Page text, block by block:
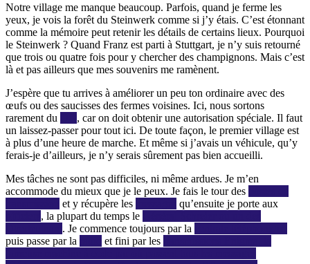
Notre village me manque beaucoup. Parfois, quand je ferme les
yeux, je vois la forêt du Steinwerk comme si j’y étais. C’est étonnant
comme la mémoire peut retenir les détails de certains lieux. Pourquoi
le Steinwerk ? Quand Franz est parti à Stuttgart, je n’y suis retourné
que trois ou quatre fois pour y chercher des champignons. Mais c’est
là et pas ailleurs que mes souvenirs me ramènent.
J’espère que tu arrives à améliorer un peu ton ordinaire avec des
œufs ou des saucisses des fermes voisines. Ici, nous sortons
rarement du
, car on doit obtenir une autorisation spéciale. Il faut
un laissez-passer pour tout ici. De toute façon, le premier village est
à plus d’une heure de marche. Et même si j’avais un véhicule, qu’y
ferais-je d’ailleurs, je n’y serais sûrement pas bien accueilli.
Mes tâches ne sont pas difficiles, ni même ardues. Je m’en
accommode du mieux que je le peux. Je fais le tour des
et y récupère les
qu’ensuite je porte aux
, la plupart du temps le
. Je commence toujours par la
puis passe par la
et fini par les